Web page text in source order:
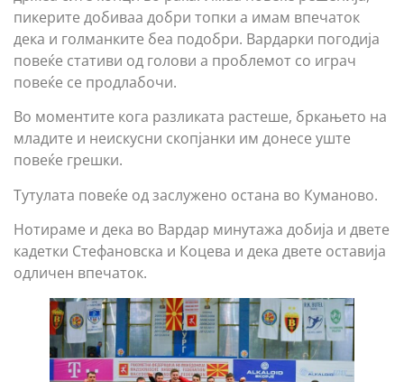
пикерите добиваа добри топки а имам впечаток
дека и голманките беа подобри. Вардарки погодија
повеќе стативи од голови а проблемот со играч
повеќе се продлабочи.
Во моментите кога разликата растеше, бркањето на
младите и неискусни скопјанки им донесе уште
повеќе грешки.
Тутулата повеќе од заслужено остана во Куманово.
Нотираме и дека во Вардар минутажа добија и двете
кадетки Стефановска и Коцева и дека двете оставија
одличен впечаток.